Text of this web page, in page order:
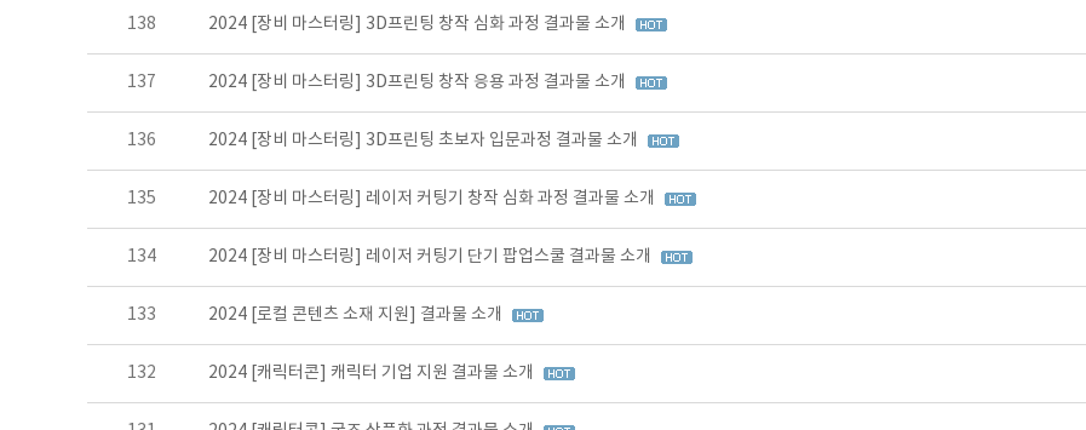
138 2024 [장비 마스터링] 3D프린팅 창작 심화 과정 결과물 소개
137 2024 [장비 마스터링] 3D프린팅 창작 응용 과정 결과물 소개
136 2024 [장비 마스터링] 3D프린팅 초보자 입문과정 결과물 소개
135 2024 [장비 마스터링] 레이저 커팅기 창작 심화 과정 결과물 소개
134 2024 [장비 마스터링] 레이저 커팅기 단기 팝업스쿨 결과물 소개
133 2024 [로컬 콘텐츠 소재 지원] 결과물 소개
132 2024 [캐릭터콘] 캐릭터 기업 지원 결과물 소개